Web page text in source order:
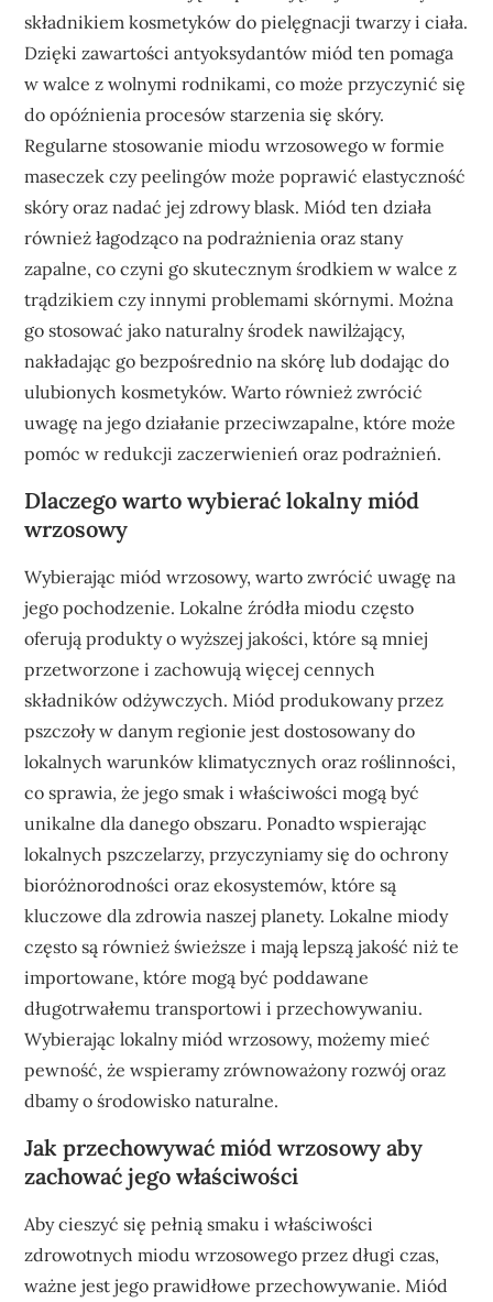
składnikiem kosmetyków do pielęgnacji twarzy i ciała.
Dzięki zawartości antyoksydantów miód ten pomaga
w walce z wolnymi rodnikami, co może przyczynić się
do opóźnienia procesów starzenia się skóry.
Regularne stosowanie miodu wrzosowego w formie
maseczek czy peelingów może poprawić elastyczność
skóry oraz nadać jej zdrowy blask. Miód ten działa
również łagodząco na podrażnienia oraz stany
zapalne, co czyni go skutecznym środkiem w walce z
trądzikiem czy innymi problemami skórnymi. Można
go stosować jako naturalny środek nawilżający,
nakładając go bezpośrednio na skórę lub dodając do
ulubionych kosmetyków. Warto również zwrócić
uwagę na jego działanie przeciwzapalne, które może
pomóc w redukcji zaczerwienień oraz podrażnień.
Dlaczego warto wybierać lokalny miód
wrzosowy
Wybierając miód wrzosowy, warto zwrócić uwagę na
jego pochodzenie. Lokalne źródła miodu często
oferują produkty o wyższej jakości, które są mniej
przetworzone i zachowują więcej cennych
składników odżywczych. Miód produkowany przez
pszczoły w danym regionie jest dostosowany do
lokalnych warunków klimatycznych oraz roślinności,
co sprawia, że jego smak i właściwości mogą być
unikalne dla danego obszaru. Ponadto wspierając
lokalnych pszczelarzy, przyczyniamy się do ochrony
bioróżnorodności oraz ekosystemów, które są
kluczowe dla zdrowia naszej planety. Lokalne miody
często są również świeższe i mają lepszą jakość niż te
importowane, które mogą być poddawane
długotrwałemu transportowi i przechowywaniu.
Wybierając lokalny miód wrzosowy, możemy mieć
pewność, że wspieramy zrównoważony rozwój oraz
dbamy o środowisko naturalne.
Jak przechowywać miód wrzosowy aby
zachować jego właściwości
Aby cieszyć się pełnią smaku i właściwości
zdrowotnych miodu wrzosowego przez długi czas,
ważne jest jego prawidłowe przechowywanie. Miód